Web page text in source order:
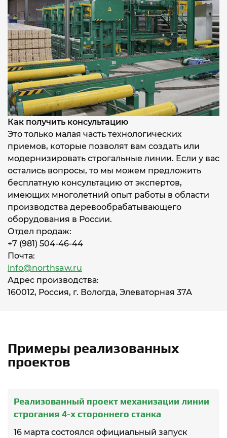
Как получить консультацию
Это только малая часть технологических
приемов, которые позволят вам создать или
модернизировать строгальные линии. Если у вас
остались вопросы, то мы можем предложить
бесплатную консультацию от экспертов,
имеющих многолетний опыт работы в области
производства деревообрабатывающего
оборудования в России.
Отдел продаж:
+7 (981) 504-46-44
Почта:
info@northsaw.ru
Адрес производства:
160012, Россия, г. Вологда, Элеваторная 37А
Примеры реализованных
проектов
Реализованный проект механизации линии
строгания 4-х стороннего станка
16 марта состоялся официальный запуск